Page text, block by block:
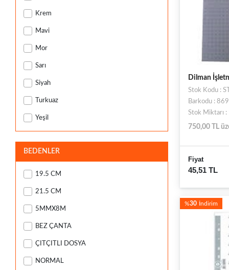
Mimaks
Noki
Ormi
Önder
Papel
Paso
Rot
Serve
Slm
Std
Sushine
Tekiner
Temat
Turkuaz
B661
B663A8M
BD-1601
BP337
BP421-95
DP-180
DP-280
HS-J10
İTH181
Krem
Mavi
Mor
Sarı
Siyah
Turkuaz
Yeşil
BEDENLER
19.5 CM
21.5 CM
5MMX8M
BEZ ÇANTA
ÇITÇITLI DOSYA
NORMAL
Dilman
Stok Kodu :
Barkodu :
Stok Miktarı :
750,00 TL
Fiyat
45,51 TL
%30 İndirim